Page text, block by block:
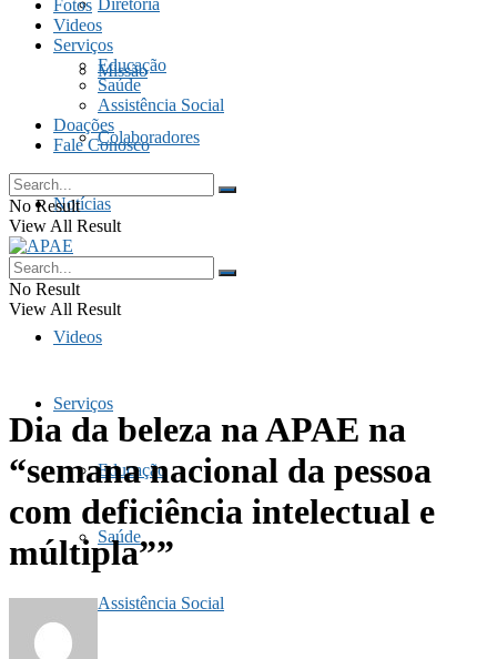
Diretoria
Missão
Colaboradores
Notícias
Fotos
Videos
Serviços
Educação
Saúde
Assistência Social
Fotos
Videos
Serviços
Educação
Saúde
Assistência Social
Doações
Fale Conosco
No Result
View All Result
No Result
View All Result
Dia da beleza na APAE na
“semana nacional da pessoa
com deficiência intelectual e
múltipla””